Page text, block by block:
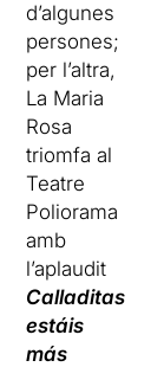
d’algunes
persones;
per l’altra,
La Maria
Rosa
triomfa al
Teatre
Poliorama
amb
l’aplaudit
Calladitas
estáis
más